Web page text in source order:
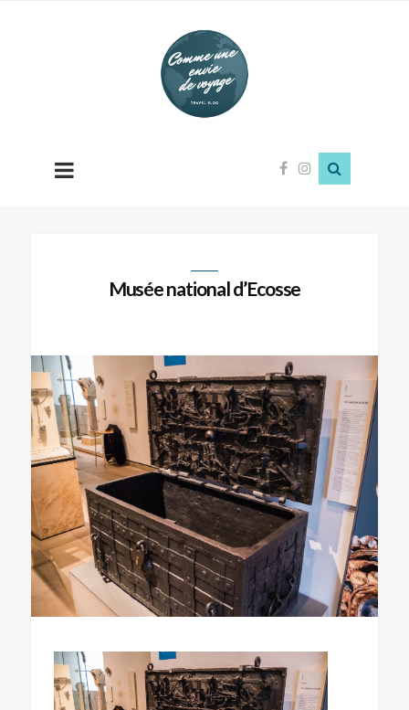
Comme
une
envie
de
Musée national d’Ecosse